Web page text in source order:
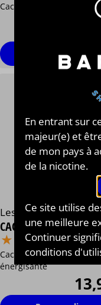
Cactus, beignet, popcorn
Personnaliser
Les Jus de Nicole®
CACTUS YAGGER
⋆⋆ ⋆⋆⋆
⋆⋆ ⋆⋆⋆
Cactus, Jager Meister,
énergisante
En entrant sur
majeur(e) et
de mon pays à
de la nicotine.
Ce site utilise
une meilleure
Continuer
conditions